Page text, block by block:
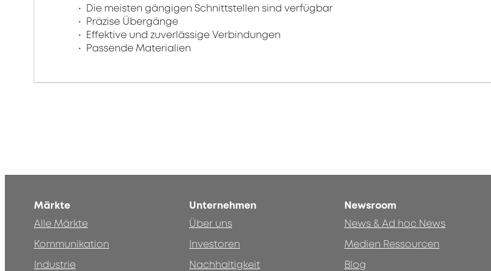
Die meisten gängigen Schnittstellen sind verfügbar
Präzise Übergänge
Effektive und zuverlässige Verbindungen
Passende Materialien
Märkte
Alle Märkte
Kommunikation
Industrie
Unternehmen
Über uns
Investoren
Nachhaltigkeit
Newsroom
News & Ad hoc News
Medien Ressourcen
Blog